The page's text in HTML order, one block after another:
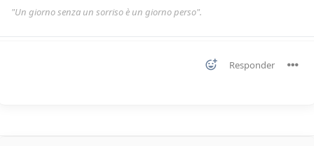
"Un giorno senza un sorriso è un giorno perso".
Responder